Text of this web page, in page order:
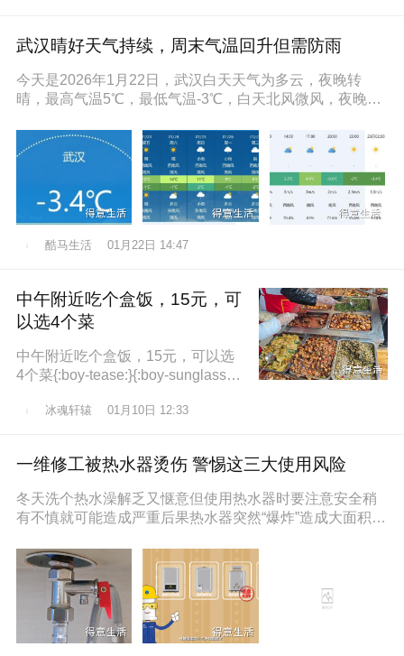
武汉晴好天气持续，周末气温回升但需防雨
今天是2026年1月22日，武汉白天天气为多云，夜晚转
晴，最高气温5℃，最低气温-3℃，白天北风微风，夜晚东
酷马生活 01月22日 14:47
中午附近吃个盒饭，15元，可
以选4个菜
中午附近吃个盒饭，15元，可以选
4个菜{:boy-tease:}{:boy-sunglasse
冰魂轩辕 01月10日 12:33
一维修工被热水器烫伤 警惕这三大使用风险
冬天洗个热水澡解乏又惬意但使用热水器时要注意安全稍
有不慎就可能造成严重后果热水器突然“爆炸”造成大面积烫